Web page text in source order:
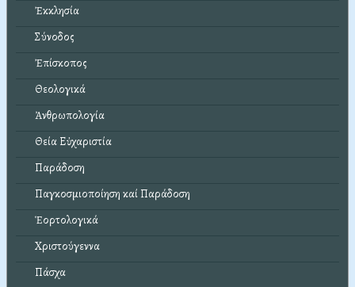
Ἐκκλησία
Σύνοδος
Ἐπίσκοπος
Θεολογικά
Ἀνθρωπολογία
Θεία Εὐχαριστία
Παράδοση
Παγκοσμιοποίηση καί Παράδοση
Ἑορτολογικά
Χριστούγεννα
Πάσχα